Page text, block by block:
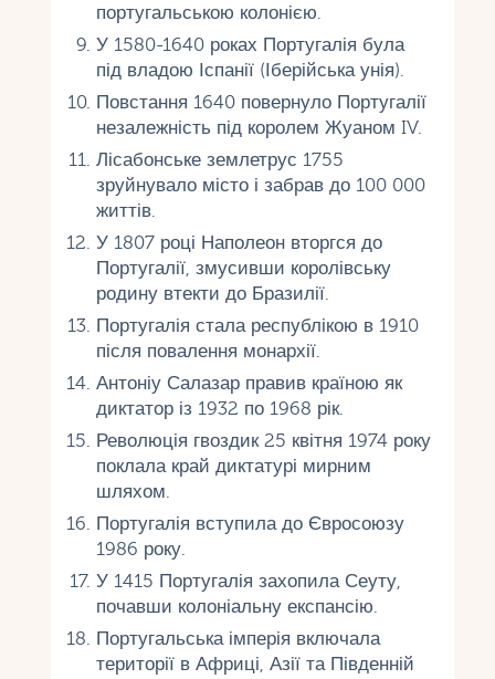
португальською колонією.
У 1580-1640 роках Португалія була
під владою Іспанії (Іберійська унія).
Повстання 1640 повернуло Португалії
незалежність під королем Жуаном IV.
Лісабонське землетрус 1755
зруйнувало місто і забрав до 100 000
життів.
У 1807 році Наполеон вторгся до
Португалії, змусивши королівську
родину втекти до Бразилії.
Португалія стала республікою в 1910
після повалення монархії.
Антоніу Салазар правив країною як
диктатор із 1932 по 1968 рік.
Революція гвоздик 25 квітня 1974 року
поклала край диктатурі мирним
шляхом.
Португалія вступила до Євросоюзу
1986 року.
У 1415 Португалія захопила Сеуту,
почавши колоніальну експансію.
Португальська імперія включала
території в Африці, Азії та Південній